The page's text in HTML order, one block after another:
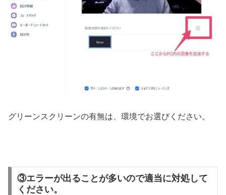
グリーンスクリーンの有無は、環境でお選びください。
③エラーが出ることが多いので適当に対処して
ください。